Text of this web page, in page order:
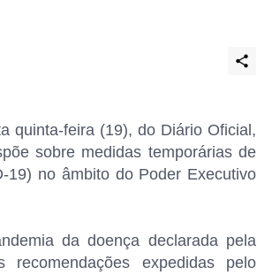
quinta-feira (19), do Diário Oficial,
sobre medidas temporárias de
19) no âmbito do Poder Executivo
da doença declarada pela
expedidas pelo